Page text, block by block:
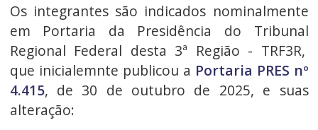
Os integrantes são indicados nominalmente
em Portaria da Presidência do Tribunal
Regional Federal desta 3ª Região - TRF3R,
que inicialemnte publicou a Portaria PRES nº
4.415, de 30 de outubro de 2025, e suas
alteração: